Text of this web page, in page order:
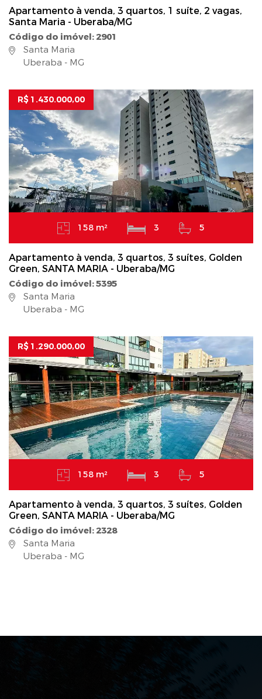
Apartamento à venda, 3 quartos, 1 suíte, 2 vagas,
Santa Maria - Uberaba/MG
Código do imóvel: 2901
Santa Maria
Uberaba - MG
R$ 1.430.000,00
158 m² 3 5
Apartamento à venda, 3 quartos, 3 suítes, Golden
Green, SANTA MARIA - Uberaba/MG
Código do imóvel: 5395
Santa Maria
Uberaba - MG
R$ 1.290.000,00
158 m² 3 5
Apartamento à venda, 3 quartos, 3 suítes, Golden
Green, SANTA MARIA - Uberaba/MG
Código do imóvel: 2328
Santa Maria
Uberaba - MG